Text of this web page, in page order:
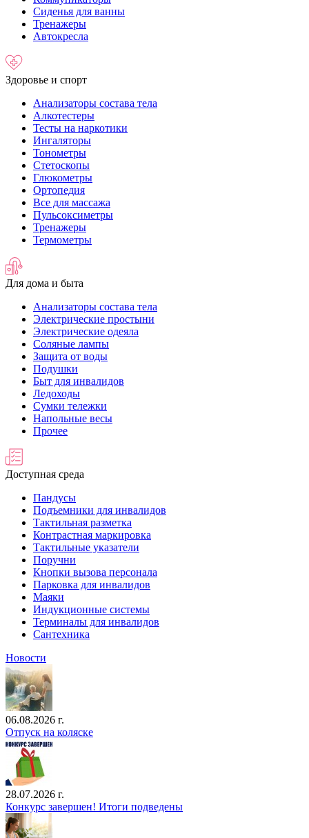
Сиденья для ванны
Тренажеры
Автокресла
Здоровье и спорт
Анализаторы состава тела
Алкотестеры
Тесты на наркотики
Ингаляторы
Тонометры
Стетоскопы
Глюкометры
Ортопедия
Все для массажа
Пульсоксиметры
Тренажеры
Термометры
Для дома и быта
Анализаторы состава тела
Электрические простыни
Электрические одеяла
Соляные лампы
Защита от воды
Подушки
Быт для инвалидов
Ледоходы
Сумки тележки
Напольные весы
Прочее
Доступная среда
Пандусы
Подъемники для инвалидов
Тактильная разметка
Контрастная маркировка
Тактильные указатели
Поручни
Кнопки вызова персонала
Парковка для инвалидов
Маяки
Индукционные системы
Терминалы для инвалидов
Сантехника
Новости
06.08.2026 г.
Отпуск на коляске
28.07.2026 г.
Конкурс завершен! Итоги подведены